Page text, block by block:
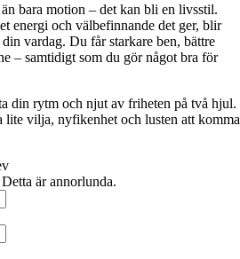
bara motion – det kan bli en livsstil.
energi och välbefinnande det ger, blir
vardag. Du får starkare ben, bättre
– samtidigt som du gör något bra för
din rytm och njut av friheten på två hjul.
lite vilja, nyfikenhet och lusten att komma
är annorlunda.